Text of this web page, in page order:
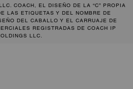
COACH, EL DISEÑO DE LA “C” PROPIA
LAS ETIQUETAS Y DEL NOMBRE DE
DEL CABALLO Y EL CARRUAJE DE
REGISTRADAS DE COACH IP
LLC.